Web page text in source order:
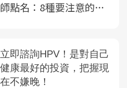
師點名：8種要注意的